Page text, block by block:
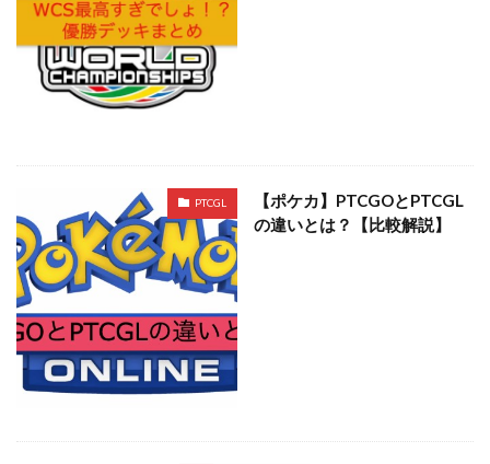
PTCGL
【ポケカ】PTCGOとPTCGL
の違いとは？【比較解説】